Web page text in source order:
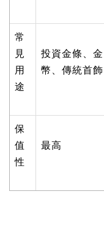
常
見
用
途
投資金條、金
幣、傳統首飾
保
值
性
最高